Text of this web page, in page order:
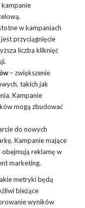
w kampaniach
przyciągnięcie
liczba kliknięć
– zwiększenie
takich jak
Kampanie
mogą zbudować
do nowych
Kampanie mające
reklamę w
marketing.
metryki będą
bieżące
wyników